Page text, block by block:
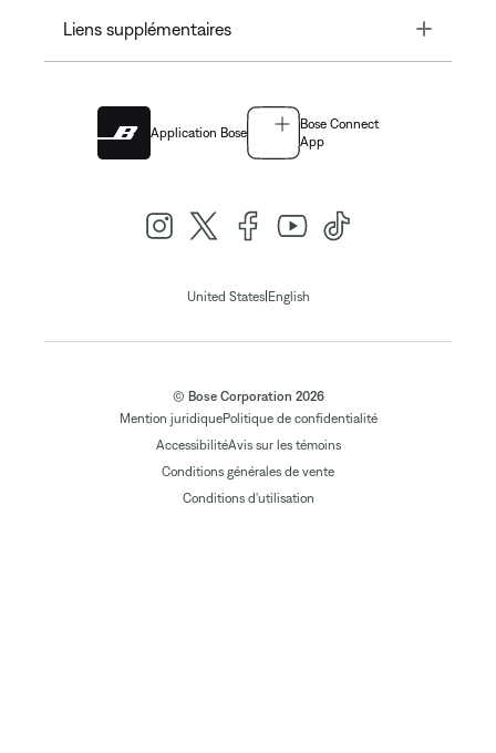
Liens supplémentaires Toggle
Application Bose
Bose Connect
App
United States| English
© Bose Corporation 2026
Mention juridiquePolitique de confidentialité
AccessibilitéAvis sur les témoins
Conditions générales de vente
Conditions d'utilisation